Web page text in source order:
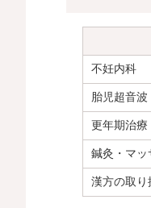
不妊内科
胎児超音波
更年期治療
鍼灸・マッ
漢方の取り